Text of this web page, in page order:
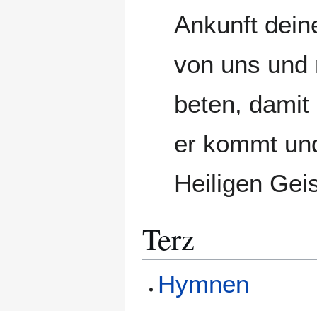
Ankunft
von uns und
beten,
er kommt
Heiligen
Terz
Hymnen